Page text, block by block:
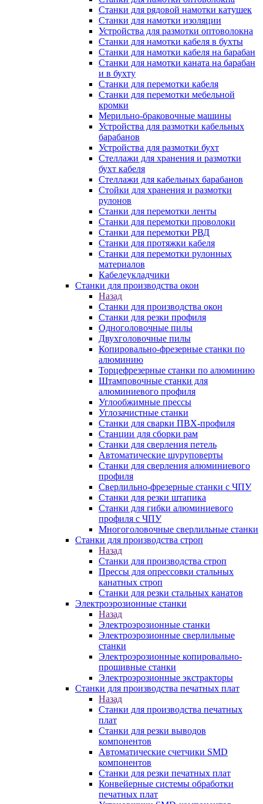
Станки для рядовой намотки катушек
Станки для намотки изоляции
Устройства для размотки оптоволокна
Станки для намотки кабеля в бухты
Станки для намотки кабеля на барабан
Станки для намотки каната на барабан
и в бухту
Станки для перемотки кабеля
Станки для перемотки мебельной
кромки
Мерильно-браковочные машины
Устройства для размотки кабельных
барабанов
Устройства для размотки бухт
Стеллажи для хранения и размотки
бухт кабеля
Стеллажи для кабельных барабанов
Стойки для хранения и размотки
рулонов
Станки для перемотки ленты
Станки для перемотки проволоки
Станки для перемотки РВД
Станки для протяжки кабеля
Станки для перемотки рулонных
материалов
Кабелеукладчики
Станки для производства окон
Назад
Станки для производства окон
Станки для резки профиля
Одноголовочные пилы
Двухголовочные пилы
Копировально-фрезерные станки по
алюминию
Торцефрезерные станки по алюминию
Штамповочные станки для
алюминиевого профиля
Углообжимные прессы
Углозачистные станки
Станки для сварки ПВХ-профиля
Станции для сборки рам
Станки для сверления петель
Автоматические шуруповерты
Станки для сверления алюминиевого
профиля
Сверлильно-фрезерные станки с ЧПУ
Станки для резки штапика
Станки для гибки алюминиевого
профиля с ЧПУ
Многоголовочные сверлильные станки
Станки для производства строп
Назад
Станки для производства строп
Прессы для опрессовки стальных
канатных строп
Станки для резки стальных канатов
Электроэрозионные станки
Назад
Электроэрозионные станки
Электроэрозионные сверлильные
станки
Электроэрозионные копировально-
прошивные станки
Электроэрозионные экстракторы
Станки для производства печатных плат
Назад
Станки для производства печатных
плат
Станки для резки выводов
компонентов
Автоматические счетчики SMD
компонентов
Станки для резки печатных плат
Конвейерные системы обработки
печатных плат